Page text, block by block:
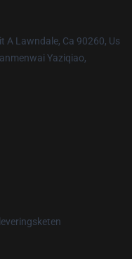
A Lawndale, Ca 90260, Us
Yaziqiao,